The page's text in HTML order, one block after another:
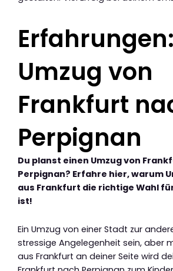
Erfahrungen:
Umzug von
Frankfurt
Perpignan
Du planst einen Umzug von
Perpignan? Erfahre hier, warum
aus Frankfurt die richtige Wahl
ist!
Ein Umzug von einer Stadt zur
stressige Angelegenheit sein, aber
aus Frankfurt an deiner Seite wird